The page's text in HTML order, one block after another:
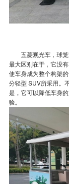
五菱观光车，球
最大区别在于，它没
使车身成为整个构架
分轻型 SUV所采用。
是，它可以降低车身
验。